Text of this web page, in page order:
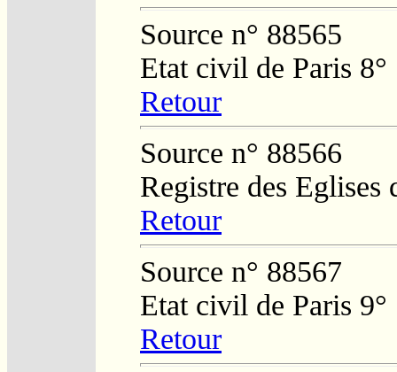
Source n° 88565
Etat civil de Paris 8°
Retour
Source n° 88566
Registre des Eglises
Retour
Source n° 88567
Etat civil de Paris 9°
Retour